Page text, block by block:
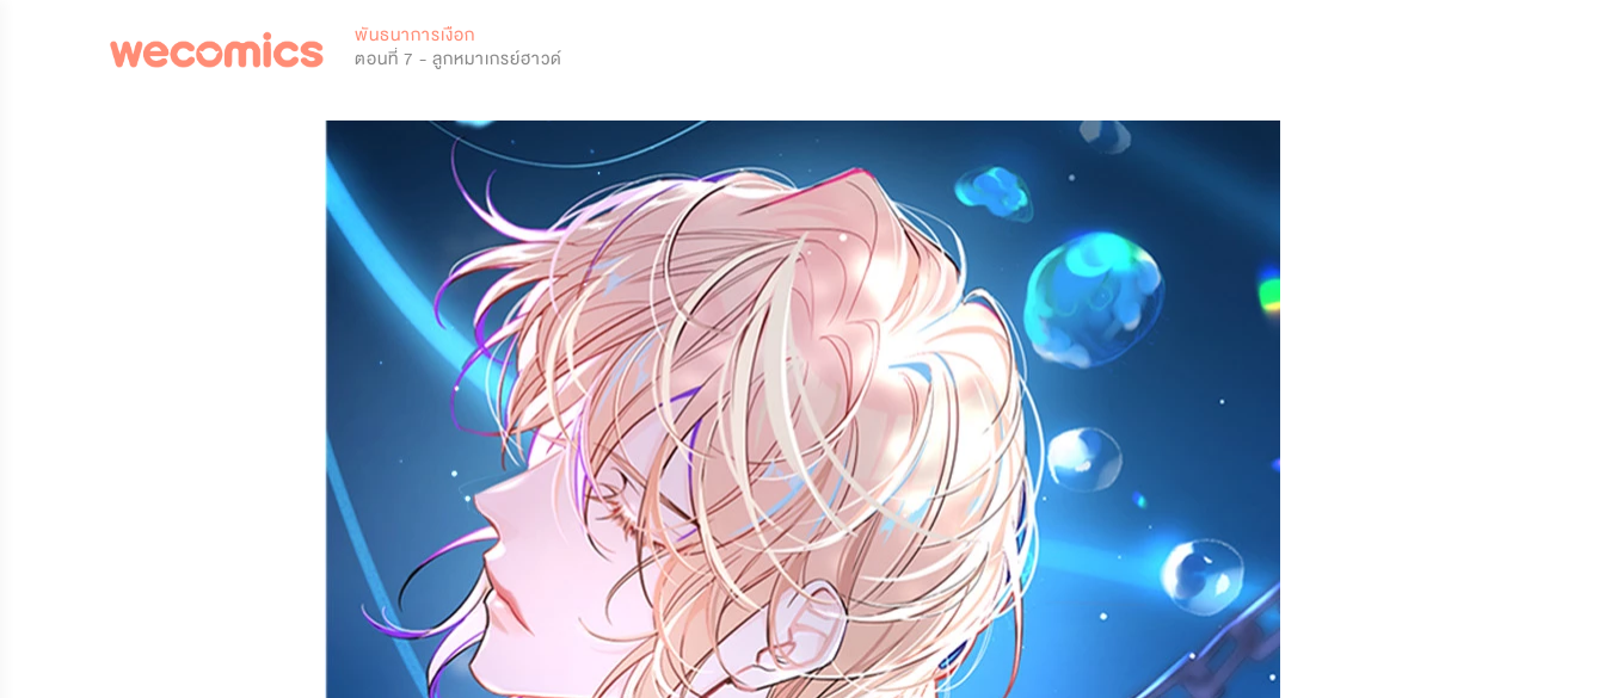
พันธนาการเงือก
ตอนที่ 7 - ลูกหมาเกรย์ฮาวด์